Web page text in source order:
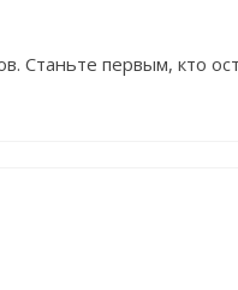
Станьте первым, кто